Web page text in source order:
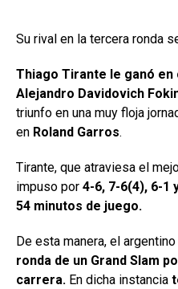
Su rival en la tercera ronda
Thiago Tirante le ganó en
Alejandro Davidovich
triunfo en una muy floja
en Roland Garros.
Tirante, que atraviesa el
impuso por 4-6, 7-6(4), 6-1
54 minutos de juego.
De esta manera, el argentino
ronda de un Grand Slam
carrera. En dicha instancia